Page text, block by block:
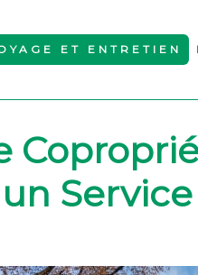
ET ENTRETIEN
un